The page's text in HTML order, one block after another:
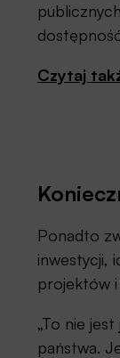
Czytaj
Ponadto
inwestycji,
projektów i
„To nie
państwa.